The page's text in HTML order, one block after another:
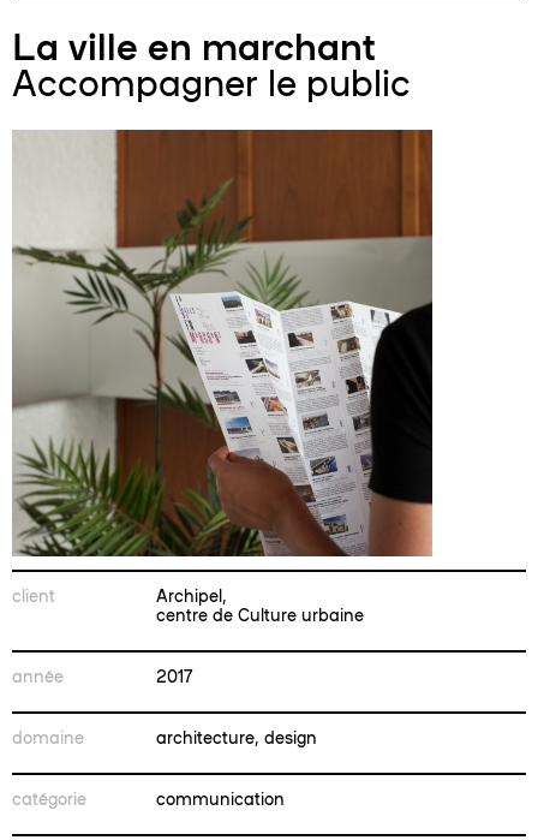
La ville en marchant
Accompagner le public
client
Archipel,
centre de Culture urbaine
année 2017
domaine architecture, design
catégorie communication